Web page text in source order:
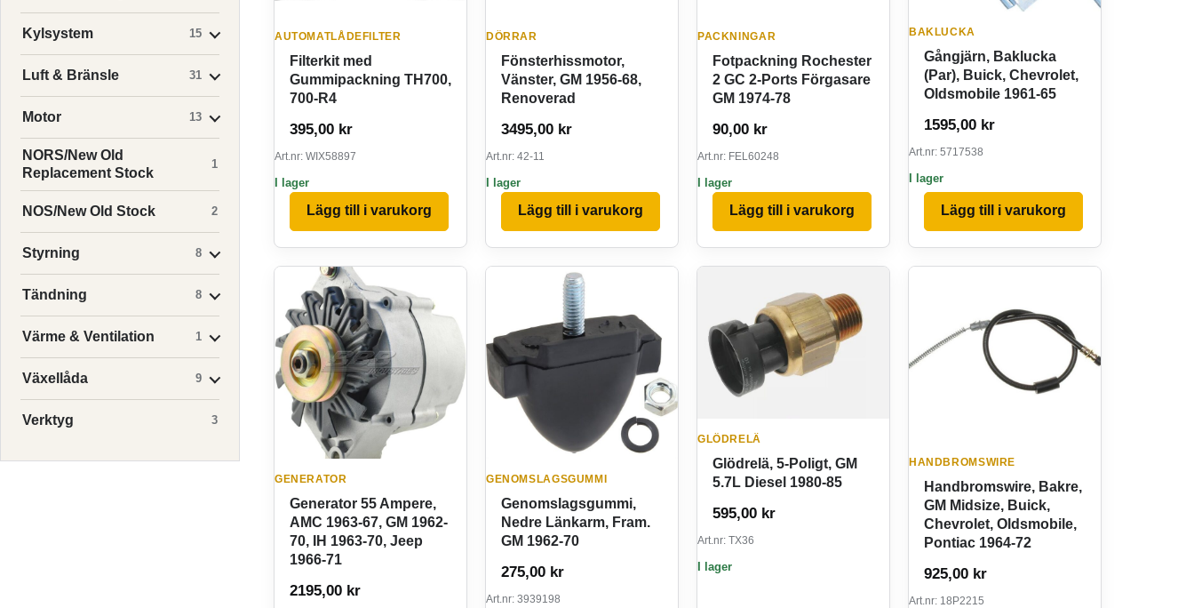
Kylsystem 15
Luft & Bränsle 31
Motor 13
NORS/New Old
Replacement Stock
1
NOS/New Old Stock 2
Styrning 8
Tändning 8
Värme & Ventilation 1
Växellåda 9
Verktyg 3
AUTOMATLÅDEFILTER
Filterkit med
Gummipackning TH700,
700-R4
395,00 kr
Art.nr: WIX58897
I lager
Lägg till i varukorg
DÖRRAR
Fönsterhissmotor,
Vänster, GM 1956-68,
Renoverad
3495,00 kr
Art.nr: 42-11
I lager
Lägg till i varukorg
PACKNINGAR
Fotpackning Rochester
2 GC 2-Ports Förgasare
GM 1974-78
90,00 kr
Art.nr: FEL60248
I lager
Lägg till i varukorg
BAKLUCKA
Gångjärn, Baklucka
(Par), Buick, Chevrolet,
Oldsmobile 1961-65
1595,00 kr
Art.nr: 5717538
I lager
Lägg till i varukorg
GENERATOR
Generator 55 Ampere,
AMC 1963-67, GM 1962-
70, IH 1963-70, Jeep
1966-71
2195,00 kr
GENOMSLAGSGUMMI
Genomslagsgummi,
Nedre Länkarm, Fram.
GM 1962-70
275,00 kr
Art.nr: 3939198
GLÖDRELÄ
Glödrelä, 5-Poligt, GM
5.7L Diesel 1980-85
595,00 kr
Art.nr: TX36
I lager
HANDBROMSWIRE
Handbromswire, Bakre,
GM Midsize, Buick,
Chevrolet, Oldsmobile,
Pontiac 1964-72
925,00 kr
Art.nr: 18P2215